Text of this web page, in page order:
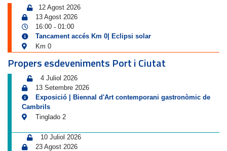
12 Agost 2026
13 Agost 2026
16:00 - 01:00
Tancament accés Km 0| Eclipsi solar
Km 0
Propers esdeveniments Port i Ciutat
4 Juliol 2026
13 Setembre 2026
Exposició | Biennal d'Art contemporani gastronòmic de
Cambrils
Tinglado 2
10 Juliol 2026
23 Agost 2026